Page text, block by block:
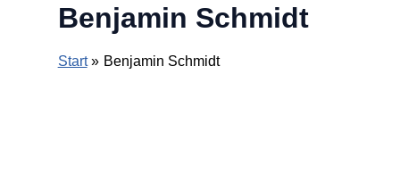
Benjamin Schmidt
Start Benjamin Schmidt